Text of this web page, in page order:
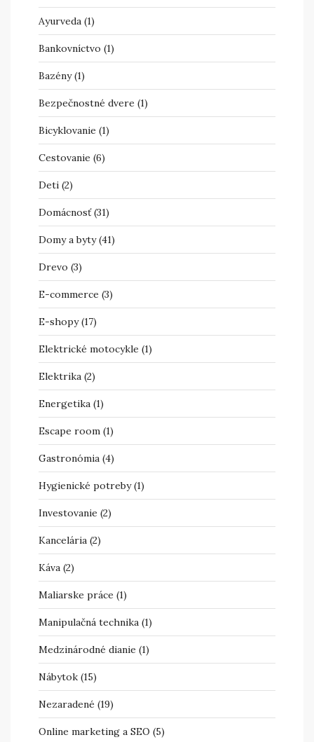
Ayurveda (1)
Bankovníctvo (1)
Bazény(1)
Bezpečnostné dvere (1)
Bicyklovanie (1)
Cestovanie (6)
Deti (2)
Domácnosť(31)
Domy a byty(41)
Drevo (3)
E-commerce (3)
E-shopy(17)
Elektrické motocykle (1)
Elektrika (2)
Energetika (1)
Escape room (1)
Gastronómia (4)
Hygienické potreby(1)
Investovanie (2)
Kancelária (2)
Káva (2)
Maliarske práce (1)
Manipulačná technika (1)
Medzinárodné dianie (1)
Nábytok (15)
Nezaradené (19)
Online marketing a SEO (5)